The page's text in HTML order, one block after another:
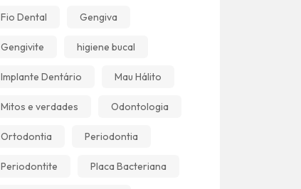
Fio Dental Gengiva
Gengivite higiene bucal
Implante Dentário Mau Hálito
Mitos e verdades Odontologia
Ortodontia Periodontia
Periodontite Placa Bacteriana